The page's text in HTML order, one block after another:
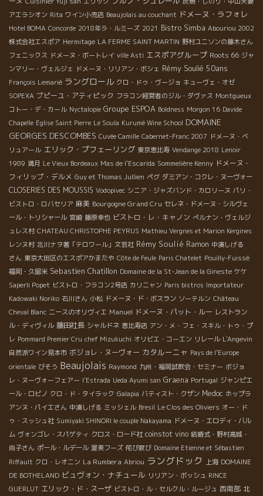
アエラシオン Rita ワイン小売店 Beaujolais au couchant ドメーヌ・ラフォレ
Hotel BOMA Concorde 2018年ラ・ルミーズ 2021 Bistro Simba Abouriou 2002
株式会社エスポア Hermitage LA FERME SAINT MARTIN 野村ユニソンの藤木さん
フェニックス ドメーヌ・ボートレイ ville Asti エスポアグループ Roots 66 ジャ
ンマリー・ヴェルジェ ドメーヌ・リリアン・ボシェ Rémy Soulié 50ans
François Lemarié ラングロール クロ・ドゥ・ヴージョ キューヴェ・オゼ
SOPEXA プピーユ・アティピック フラコン経営者のジル・ダヴァス Montgueux
コトー・デ・カール Nyctalopie Groupe ESPOA Boldness Morgon 16 Davide
Chapelle Eglise Saint Pierre Le Soula Kurumé Wine School DOMAINE
GEORGES DESCOMBES Cuvée Camille Cabernet-Franc 2007 ドメーヌ・ベ
リュアール エリック・プフェーリング 東京恵比寿 Vendange 2018 Lenoir
1989 満月 Le Vieux Bordeaux Mas de l'Escarida Sommelière Kenny ドメーヌ・
フィリップ・デルメ Guy et Thomas Jullien ペグ ダミアン・コクレ・ヌーヴォー
CLOSERIES DES MOUSSIS Vodopivec シニア・ジャズバンド・カロリーヌ パリ・
ビストロ・ロバセリア 麻美 Bourgogne Grand Cru セレネ・ドメーヌ・シルヴェ
ール・トリシャール 宮崎 藤原幸也 ビストロ・レ・キャノン ぺルナン・ヴェルジ
ュレス村 CHATEAU CHRISTOPHE PEYRUS Mathieu Vergnes et Marion Kergines
レンヌ村 北川ナヲ著「テロワール」文芸社 Rémy Soulié Ramon 中湊しげる
さん 東京大田区のエスポアかまたや Côte de Feule Paris Chatelet Pouilly-Fuissé
福岡・久留米 Sebastien Chatillon Domaine de la St-Jean de la Gineste ケケ
Saperli Popet ビストロ・フラコン2号店 カリニャン Paris bistros Importateur
Kadowaki Noriko 石川さん 小松 ドメーヌ・ド・ボスラン ソーテルン Château
Cheval Blanc ニースのオリヴィエ Manuel ドメーヌ・パット・ルー レストラン
ル・ディヴィル 藤田社長 シャルドネ 恵比寿店 アン・メ・フェ・スキル・トゥ・プ
レ Pommard Premier Cru chef Mizukuchi オリビエ・コーエン リレール L'Angevin
自然派ワイン見本市 ボジョレ・ヌーヴォー カタルーニャ Pays de l'Europe
orientale びそう Beaujolais Raymond 九州・福岡試飲会・セミナー ボジョ
レ・ヌーヴォーフェアー l'Estrada Ueda Ayumi san Graena Portugal ジャンピエ
ール・ロビノ クロ・ド・タイラック Galapia バティスト・クザン Medoc ホップラ
アンヌ・パイエさん 中湊しげる ミッシェル Bresil Le Clos des Oliviers オー・ド
ゥ・スッシュ社 Sumiyaki SHINORI le couple Nakayama ドメーヌ・エロディ・バル
ム ヴォンゴレ・スパゲティ クロス・ロード社 coinstot vino 結婚式・野村高城・
尚子さん ポール・ルデール 渥美フーズ 侘び寂び Domaine Etienne et Sébastien
Riffault クロ・レオニン La Rumbera Abriou ラングドック 上海 DOMAINE
DE BOTHELAND ビュヴォン・ナチュール リリアン・ボッシュ RINCE
GUERLUT エリック・ド・スーザ ビストロ・ル・セルクル・ルージュ 西南部 北